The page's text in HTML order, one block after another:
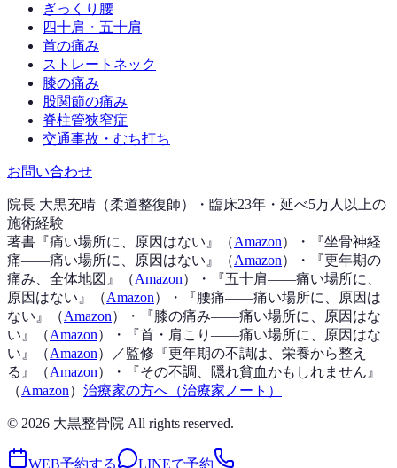
ぎっくり腰
四十肩・五十肩
首の痛み
ストレートネック
膝の痛み
股関節の痛み
脊柱管狭窄症
交通事故・むち打ち
お問い合わせ
院長 大黒充晴（柔道整復師）・臨床23年・延べ5万人以上の
施術経験
著書『痛い場所に、原因はない 』（Amazon） ・『坐骨神経
痛——痛い場所に、原因はない 』（Amazon） ・『更年期の
痛み、全体地図 』（Amazon） ・『五十肩——痛い場所に、
原因はない 』（Amazon） ・『腰痛——痛い場所に、原因は
ない 』（Amazon） ・『膝の痛み——痛い場所に、原因はな
い 』（Amazon） ・『首・肩こり——痛い場所に、原因はな
い 』（Amazon） ／監修『更年期の不調は、栄養から整え
る 』（Amazon） ・『その不調、隠れ貧血かもしれません 』
（Amazon） 治療家の方へ（治療家ノート）
© 2026 大黒整骨院 All rights reserved.
WEB予約する LINEで予約